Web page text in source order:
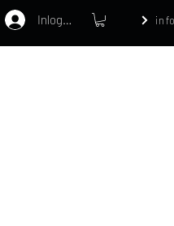
Inloggen